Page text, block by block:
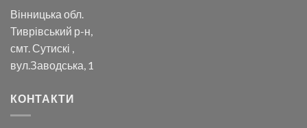
Вінницька обл.
Тиврівський р-н,
смт. Сутискі ,
вул.Заводська, 1
КОНТАКТИ